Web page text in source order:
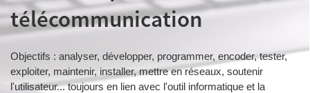
télécommunication
Objectifs : analyser, développer, programmer, encoder, tester,
exploiter, maintenir, installer, mettre en réseaux, soutenir
l'utilisateur... toujours en lien avec l'outil informatique et la